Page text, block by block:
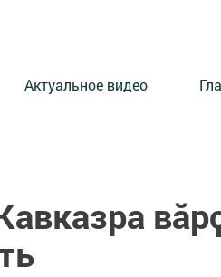
Актуальное видео